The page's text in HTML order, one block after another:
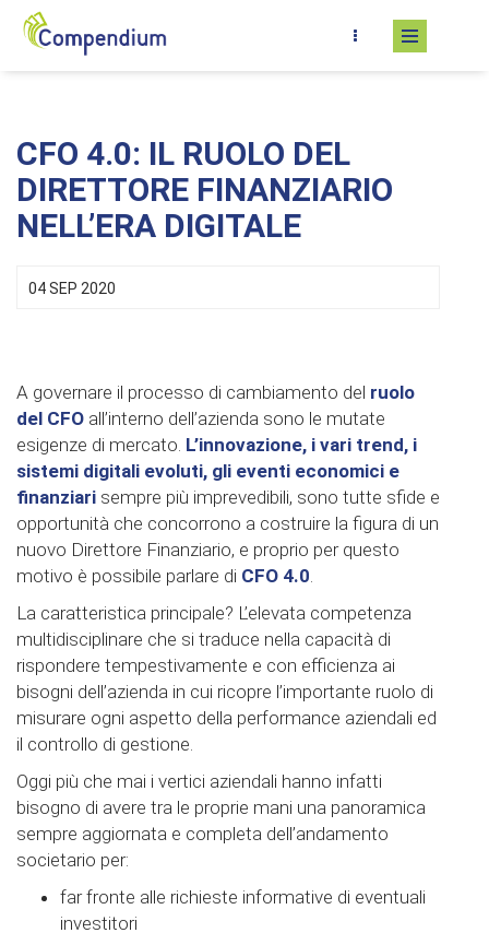
Skip to main content
CFO 4.0: IL RUOLO DEL
DIRETTORE FINANZIARIO
NELL’ERA DIGITALE
04 SEP 2020
A governare il processo di cambiamento del ruolo
del CFO all’interno dell’azienda sono le mutate
esigenze di mercato. L’innovazione, i vari trend, i
sistemi digitali evoluti, gli eventi economici e
finanziari sempre più imprevedibili, sono tutte sfide e
opportunità che concorrono a costruire la figura di un
nuovo Direttore Finanziario, e proprio per questo
motivo è possibile parlare di CFO 4.0.
La caratteristica principale? L’elevata competenza
multidisciplinare che si traduce nella capacità di
rispondere tempestivamente e con efficienza ai
bisogni dell’azienda in cui ricopre l’importante ruolo di
misurare ogni aspetto della performance aziendali ed
il controllo di gestione.
Oggi più che mai i vertici aziendali hanno infatti
bisogno di avere tra le proprie mani una panoramica
sempre aggiornata e completa dell’andamento
societario per:
far fronte alle richieste informative di eventuali
investitori